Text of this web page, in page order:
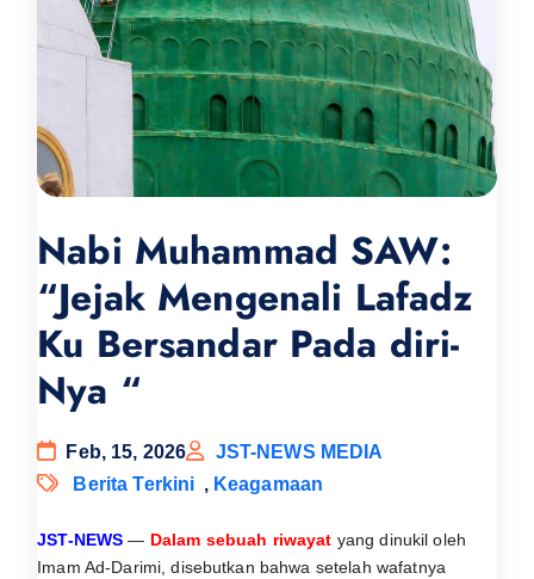
Nabi Muhammad SAW:
“Jejak Mengenali Lafadz
Ku Bersandar Pada diri-
Nya “
Feb, 15, 2026
JST-NEWS MEDIA
Berita Terkini , Keagamaan
JST-NEWS — Dalam sebuah riwayat yang dinukil oleh
Imam Ad-Darimi, disebutkan bahwa setelah wafatnya